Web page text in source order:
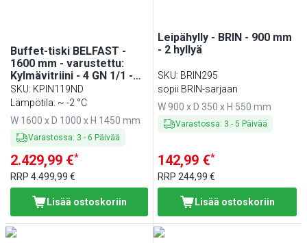
Buffet-tiski BELFAST -
1600 mm - varustettu:
Kylmävitriini - 4 GN 1/1 -
astiaa - pyörillä - musta
SKU: KPIN119ND
Lämpötila: ~ -2 °C
W 1600 x D 1000 x H 1450 mm
Varastossa: 3 - 6 Päivää
2.429,99 €*
RRP 4.499,99 €
Lisää ostoskoriin
Leipähylly - BRIN - 900 mm
- 2 hyllyä
SKU: BRIN295
sopii BRIN-sarjaan
W 900 x D 350 x H 550 mm
Varastossa: 3 -5 Päivää
142,99 €*
RRP244,99 €
Lisää ostoskoriin